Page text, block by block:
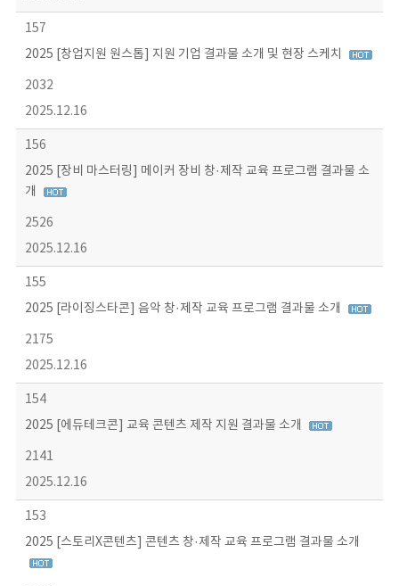
157
2025 [창업지원 원스톱] 지원 기업 결과물 소개 및 현장 스케치
2032
2025.12.16
156
2025 [장비 마스터링] 메이커 장비 창·제작 교육 프로그램 결과물 소
개
2526
2025.12.16
155
2025 [라이징스타콘] 음악 창·제작 교육 프로그램 결과물 소개
2175
2025.12.16
154
2025 [에듀테크콘] 교육 콘텐츠 제작 지원 결과물 소개
2141
2025.12.16
153
2025 [스토리X콘텐츠] 콘텐츠 창·제작 교육 프로그램 결과물 소개